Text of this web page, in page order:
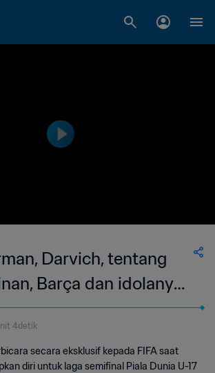
Darvich, tentang
Barça dan idolanya,
4detik
secara eksklusif kepada FIFA saat
diri untuk laga semifinal Piala Dunia U-17